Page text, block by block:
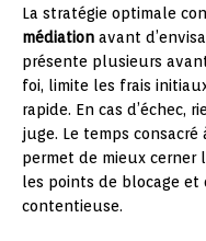
La stratégie optimale
médiation avant
présente plusieurs
foi, limite les frais
rapide. En cas d’échec,
juge. Le temps
permet de mieux cerner
les points de blocage
contentieuse.